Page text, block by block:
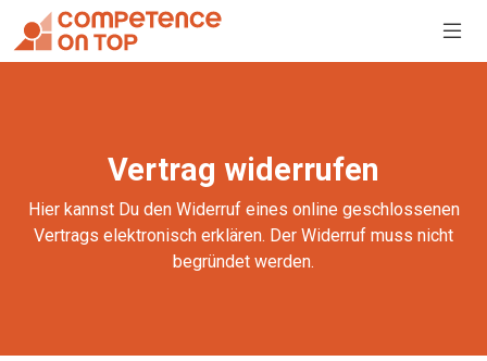
Vertrag widerrufen
Hier kannst Du den Widerruf eines online geschlossenen
Vertrags elektronisch erklären. Der Widerruf muss nicht
begründet werden.